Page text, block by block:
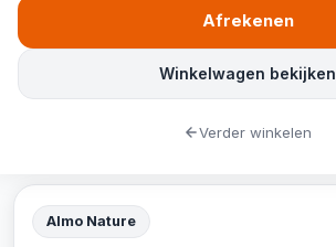
Almo Nature
Winkelwagen bekijken
Afrekenen
Verder winkelen